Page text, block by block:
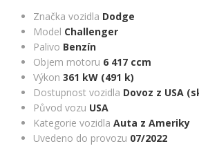
Značka vozidla Dodge
Model Challenger
Palivo Benzín
Objem motoru 6 417 ccm
Výkon 361 kW (491 k)
Dostupnost vozidla Dovoz z USA
Původ vozu USA
Kategorie vozidla Auta z Ameriky
Uvedeno do provozu 07/2022